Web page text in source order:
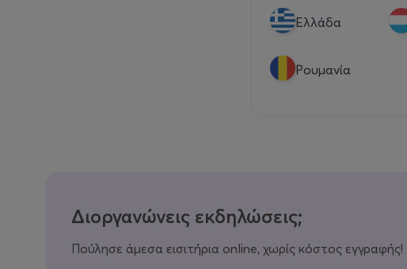
Eλλάδα
Ρουμανία
Διοργανώνεις εκδηλώσεις;
Πούλησε άμεσα εισιτήρια online, χωρίς κόστος εγγραφής!